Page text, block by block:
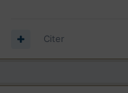
Citer